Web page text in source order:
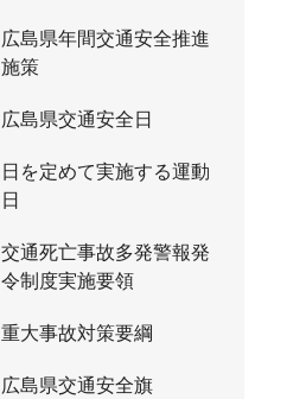
広島県年間交通安全推進
施策
広島県交通安全日
日を定めて実施する運動
日
交通死亡事故多発警報発
令制度実施要領
重大事故対策要綱
広島県交通安全旗